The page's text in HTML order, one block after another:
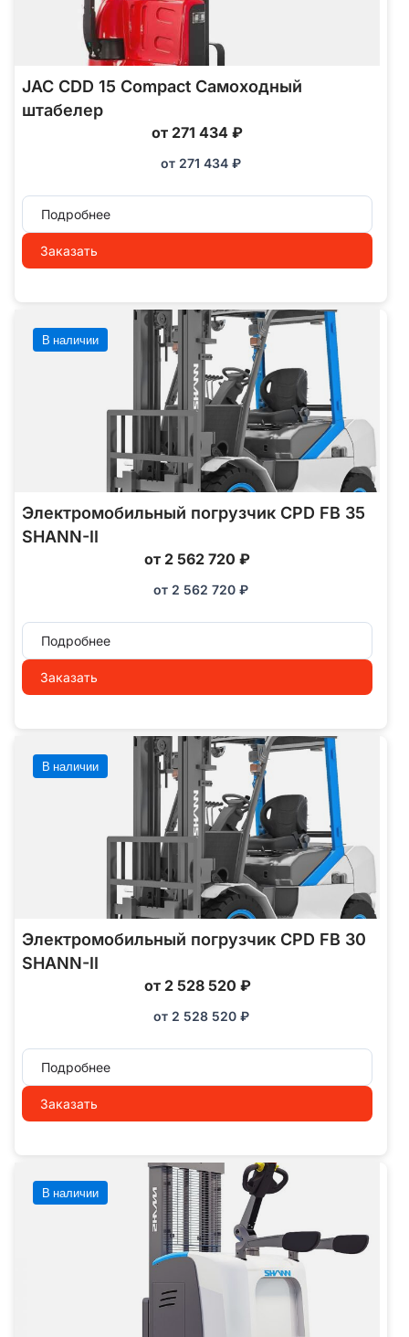
JAC CDD 15 Compact Самоходный
штабелер
от 271 434 ₽
от 271 434 ₽
Подробнее
Заказать
В наличии
Электромобильный погрузчик CPD FB 35
SHANN-II
от 2 562 720 ₽
от 2 562 720 ₽
Подробнее
Заказать
В наличии
Электромобильный погрузчик CPD FB 30
SHANN-II
от 2 528 520 ₽
от 2 528 520 ₽
Подробнее
Заказать
В наличии